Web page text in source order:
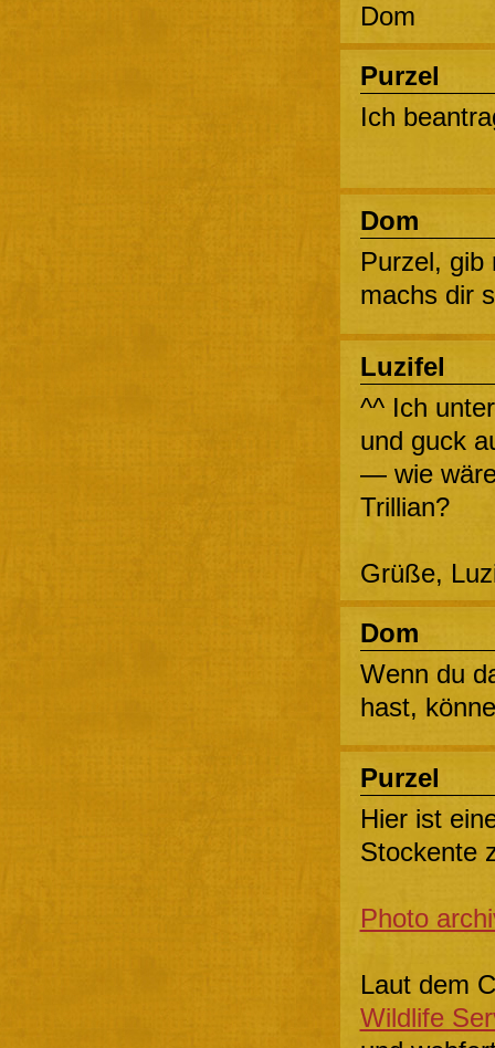
Dom
Purzel
Ich
Dom
Purzel, gib
machs dir
Luzifel
^^ Ich
und guck
— wie
Trillian?
Grüße,
Dom
Wenn du
hast,
Purzel
Hier ist
Stockente
Photo
Laut dem
Wildlife